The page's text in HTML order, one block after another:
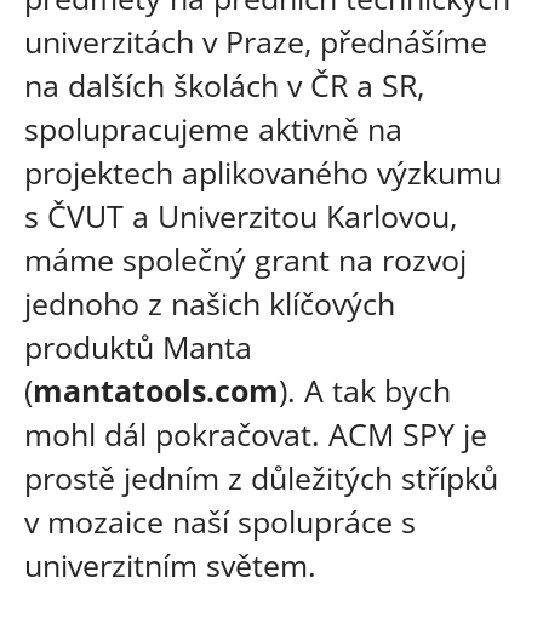
univerzitách v Praze, přednášíme
na dalších školách v ČR a SR,
spolupracujeme aktivně na
projektech aplikovaného výzkumu
s ČVUT a Univerzitou Karlovou,
máme společný grant na rozvoj
jednoho z našich klíčových
produktů Manta
(mantatools.com). A tak bych
mohl dál pokračovat. ACM SPY je
prostě jedním z důležitých střípků
v mozaice naší spolupráce s
univerzitním světem.